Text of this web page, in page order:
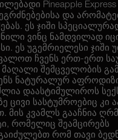
Pineapple Express
და
ეს ჯიში
ვინც ნამდვილად
ეს უგემრიელესი ჯიში
ჩვენს ერთ-ერთ
მაღალი შემცველობის
ნატურალურ
დაასტიმულიროს
ცივი სასტუმროებიც კი
მის კვამლს გააჩნია
რომელიც შეამცირებს
რომ თავი